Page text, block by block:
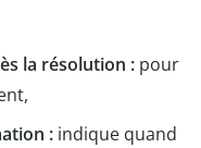
la résolution : pour
: indique quand